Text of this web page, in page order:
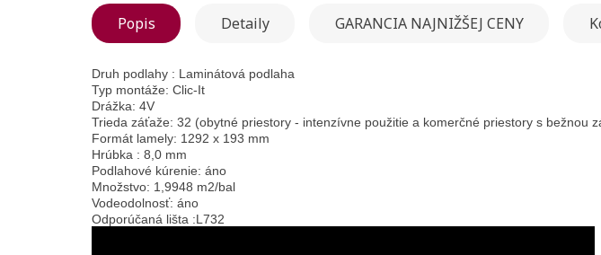
Popis Detaily GARANCIA NAJNIŽŠEJ CENY
Druh podlahy : Laminátová podlaha
Typ montáže: Clic-It
Drážka: 4V
Trieda záťaže: 32 (obytné priestory - intenzívne použitie a komerčné priestory s bežnou
Formát lamely: 1292 x 193 mm
Hrúbka : 8,0 mm
Podlahové kúrenie: áno
Množstvo: 1,9948 m2/bal
Vodeodolnosť: áno
Odporúčaná lišta :L732